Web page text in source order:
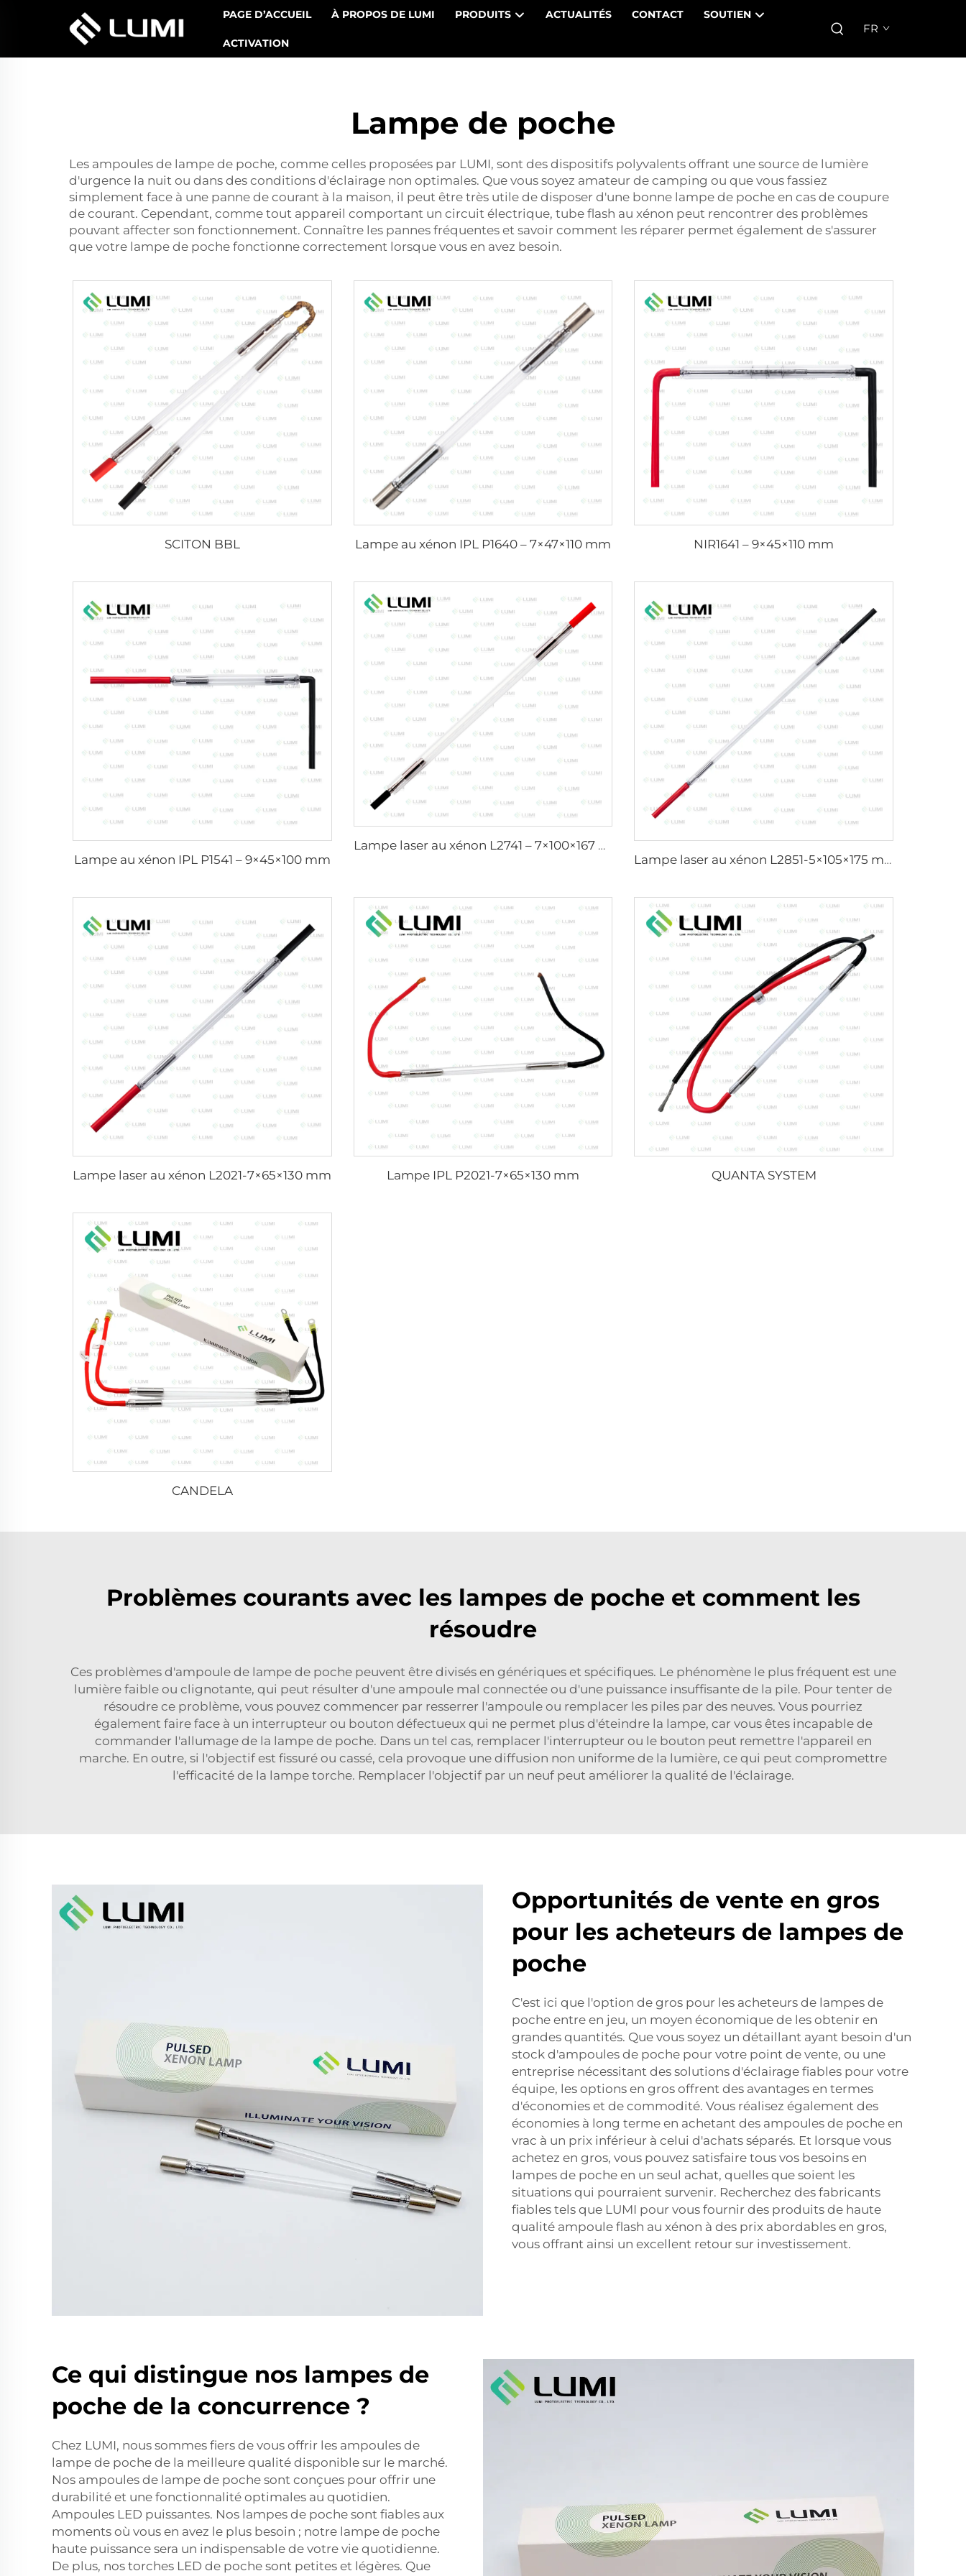
PAGE D’ACCUEIL À PROPOS DE LUMI PRODUITS ACTUALITÉS CONTACT SOUTIEN
ACTIVATION
FR
Lampe de poche
Les ampoules de lampe de poche, comme celles proposées par LUMI, sont des dispositifs polyvalents offrant une source de lumière
d'urgence la nuit ou dans des conditions d'éclairage non optimales. Que vous soyez amateur de camping ou que vous fassiez
simplement face à une panne de courant à la maison, il peut être très utile de disposer d'une bonne lampe de poche en cas de coupure
de courant. Cependant, comme tout appareil comportant un circuit électrique, tube flash au xénon peut rencontrer des problèmes
pouvant affecter son fonctionnement. Connaître les pannes fréquentes et savoir comment les réparer permet également de s'assurer
que votre lampe de poche fonctionne correctement lorsque vous en avez besoin.
SCITON BBL Lampe au xénon IPL P1640 – 7×47×110 mm NIR1641 – 9×45×110 mm
Lampe au xénon IPL P1541 – 9×45×100 mm
Lampe laser au xénon L2741 – 7×100×167 mm
Lampe laser au xénon L2851-5×105×175 mm
Lampe laser au xénon L2021-7×65×130 mm Lampe IPL P2021-7×65×130 mm QUANTA SYSTEM
CANDELA
Problèmes courants avec les lampes de poche et comment les
résoudre
Ces problèmes d'ampoule de lampe de poche peuvent être divisés en génériques et spécifiques. Le phénomène le plus fréquent est une
lumière faible ou clignotante, qui peut résulter d'une ampoule mal connectée ou d'une puissance insuffisante de la pile. Pour tenter de
résoudre ce problème, vous pouvez commencer par resserrer l'ampoule ou remplacer les piles par des neuves. Vous pourriez
également faire face à un interrupteur ou bouton défectueux qui ne permet plus d'éteindre la lampe, car vous êtes incapable de
commander l'allumage de la lampe de poche. Dans un tel cas, remplacer l'interrupteur ou le bouton peut remettre l'appareil en
marche. En outre, si l'objectif est fissuré ou cassé, cela provoque une diffusion non uniforme de la lumière, ce qui peut compromettre
l'efficacité de la lampe torche. Remplacer l'objectif par un neuf peut améliorer la qualité de l'éclairage.
Opportunités de vente en gros
pour les acheteurs de lampes de
poche
C'est ici que l'option de gros pour les acheteurs de lampes de
poche entre en jeu, un moyen économique de les obtenir en
grandes quantités. Que vous soyez un détaillant ayant besoin d'un
stock d'ampoules de poche pour votre point de vente, ou une
entreprise nécessitant des solutions d'éclairage fiables pour votre
équipe, les options en gros offrent des avantages en termes
d'économies et de commodité. Vous réalisez également des
économies à long terme en achetant des ampoules de poche en
vrac à un prix inférieur à celui d'achats séparés. Et lorsque vous
achetez en gros, vous pouvez satisfaire tous vos besoins en
lampes de poche en un seul achat, quelles que soient les
situations qui pourraient survenir. Recherchez des fabricants
fiables tels que LUMI pour vous fournir des produits de haute
qualité ampoule flash au xénon à des prix abordables en gros,
vous offrant ainsi un excellent retour sur investissement.
Ce qui distingue nos lampes de
poche de la concurrence ?
Chez LUMI, nous sommes fiers de vous offrir les ampoules de
lampe de poche de la meilleure qualité disponible sur le marché.
Nos ampoules de lampe de poche sont conçues pour offrir une
durabilité et une fonctionnalité optimales au quotidien.
Ampoules LED puissantes. Nos lampes de poche sont fiables aux
moments où vous en avez le plus besoin ; notre lampe de poche
haute puissance sera un indispensable de votre vie quotidienne.
De plus, nos torches LED de poche sont petites et légères. Que